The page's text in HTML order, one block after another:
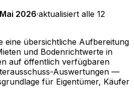
Mai 2026·aktualisiert alle 12
eine übersichtliche Aufbereitung
und Bodenrichtwerte in
auf öffentlich verfügbaren
Auswertungen —
für Eigentümer, Käufer